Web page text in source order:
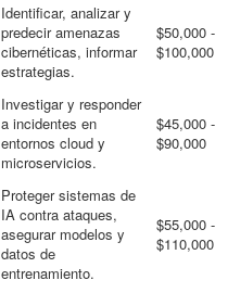
Identificar, analizar y
predecir amenazas
cibernéticas, informar
estrategias.
$50,000 -
$100,000
Investigar y responder
a incidentes en
entornos cloud y
microservicios.
$45,000 -
$90,000
Proteger sistemas de
IA contra ataques,
asegurar modelos y
datos de
entrenamiento.
$55,000 -
$110,000